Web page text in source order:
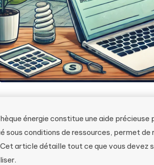
énergie constitue une aide précieuse
conditions de ressources, permet de
article détaille tout ce que vous devez